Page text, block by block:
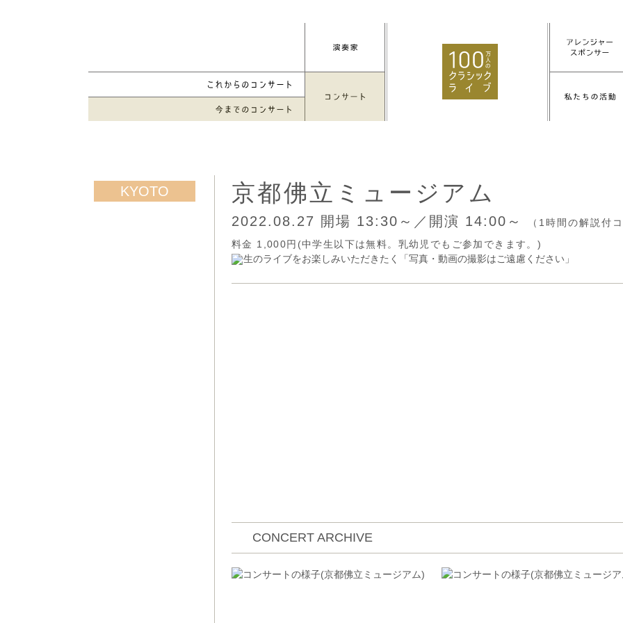
京都佛立ミュージアム
2022.08.27 開場 13:30～／開演 14:00～
（1時間の解説付
料金 1,000円(中学生以下は無料。乳幼児でもご参加できます。)
生のライブをお楽しみいただきたく「写真・動画の撮影はご遠慮ください」
CONCERT ARCHIVE